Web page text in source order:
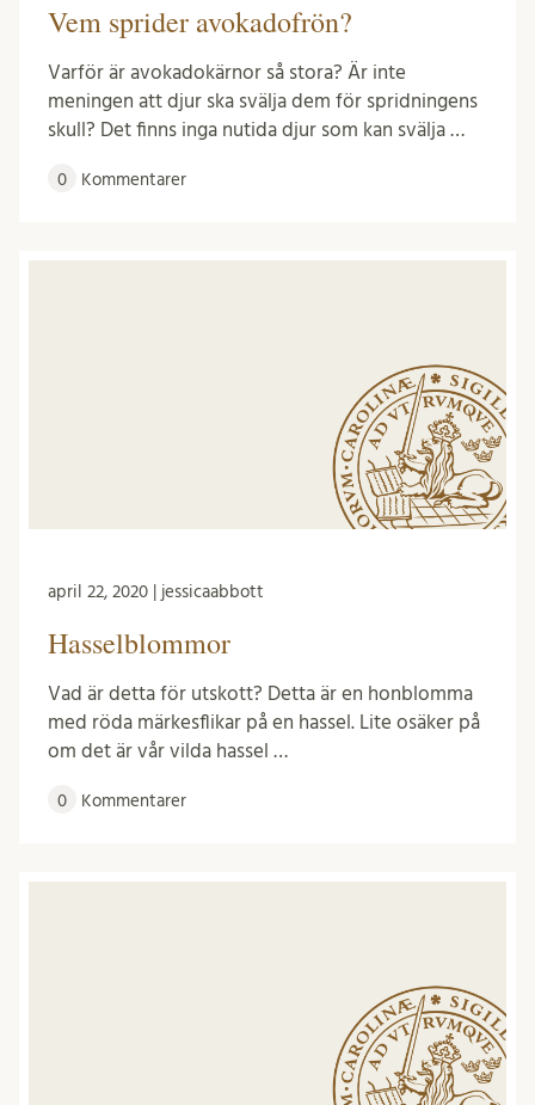
Vem sprider avokadofrön?
Varför är avokadokärnor så stora? Är inte
meningen att djur ska svälja dem för spridningens
skull? Det finns inga nutida djur som kan svälja …
0 Kommentarer
april 22, 2020 | jessicaabbott
Hasselblommor
Vad är detta för utskott? Detta är en honblomma
med röda märkesflikar på en hassel. Lite osäker på
om det är vår vilda hassel …
0 Kommentarer